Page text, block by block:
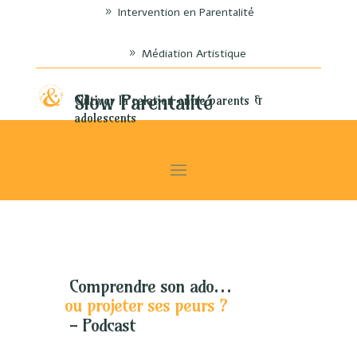
Intervention en Parentalité
Médiation Artistique
Slow Parentalité
Cultiver la relation entre parents &
adolescents
Comprendre son ado…
ou projeter ses peurs ?
- Podcast